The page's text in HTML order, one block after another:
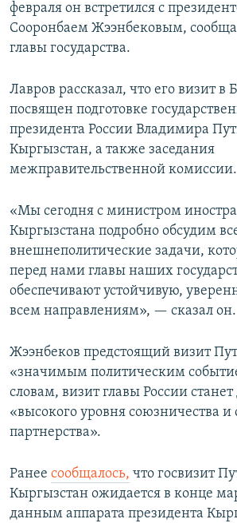
февраля он встретился с
Сооронбаем Жээнбековым,
главы государства.
Лавров рассказал, что его визит в
посвящен подготовке
президента России Владимира
Кыргызстан, а также заседания
межправительственной комиссии.
«Мы сегодня с министром
Кыргызстана подробно обсудим
внешнеполитические задачи,
перед нами главы наших
обеспечивают устойчивую,
всем направлениям», — сказал он.
Жээнбеков предстоящий визит
«значимым политическим
словам, визит главы России
«высокого уровня союзничества и
партнерства».
Ранее сообщалось, что госвизит
Кыргызстан ожидается в конце
данным аппарата президента